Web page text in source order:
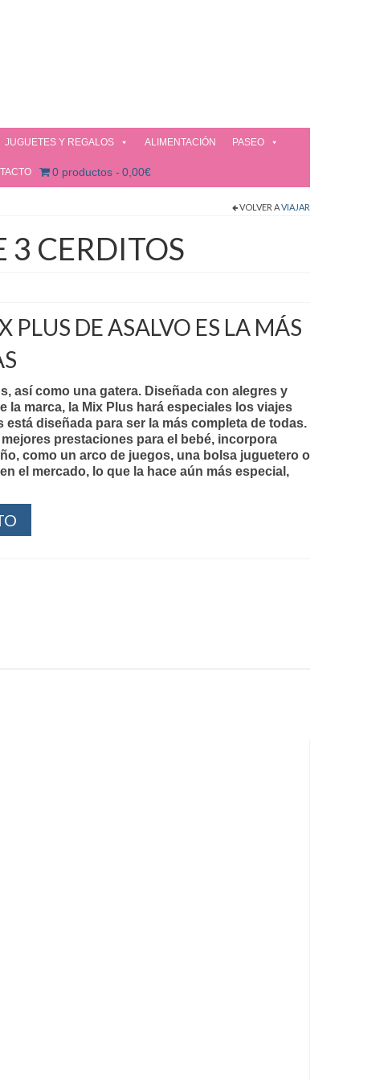
JUGUETES Y REGALOS ALIMENTACIÓN PASEO
0 productos 0,00€
VOLVER AVIAJAR
3 CERDITOS
DE ASALVO ES LA MÁS
así como una gatera. Diseñada con alegres y
marca, la Mix Plus hará especiales los viajes
está diseñada para ser la más completa de todas.
prestaciones para el bebé, incorpora
como un arco de juegos, una bolsa juguetero o
el mercado, lo que la hace aún más especial,